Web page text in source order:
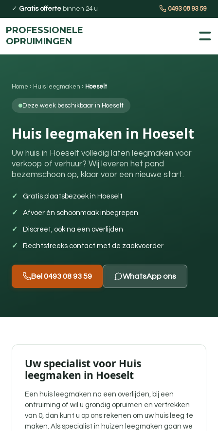
✓ Gratis offerte binnen 24 u 0493 08 93 59
PROFESSIONELE
OPRUIMINGEN
Home › Huis leegmaken › Hoeselt
Deze week beschikbaar in Hoeselt
Huis leegmaken in Hoeselt
Uw huis in Hoeselt volledig laten leegmaken voor
verkoop of verhuur? Wij leveren het pand
bezemschoon op, klaar voor een nieuwe start.
Gratis plaatsbezoek in Hoeselt
Afvoer én schoonmaak inbegrepen
Discreet, ook na een overlijden
Rechtstreeks contact met de zaakvoerder
Bel 0493 08 93 59 WhatsApp ons
Uw specialist voor Huis
leegmaken in Hoeselt
Een huis leegmaken na een overlijden, bij een
ontruiming of wil u grondig opruimen en vertrekken
van 0, dan kunt u op ons rekenen om uw huis leeg te
maken. Als specialist in huizen leegmaken gaan we